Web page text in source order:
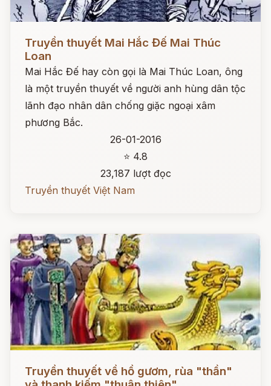
Đọc ngay
Truyền thuyết Mai Hắc Đế Mai Thúc
Loan
Mai Hắc Đế hay còn gọi là Mai Thúc Loan, ông
là một truyền thuyết về người anh hùng dân tộc
lãnh đạo nhân dân chống giặc ngoại xâm
phương Bắc.
26-01-2016
⭐ 4.8
23,187 lượt đọc
Truyền thuyết Việt Nam
Đọc ngay
Truyền thuyết về hồ gươm, rùa "thần"